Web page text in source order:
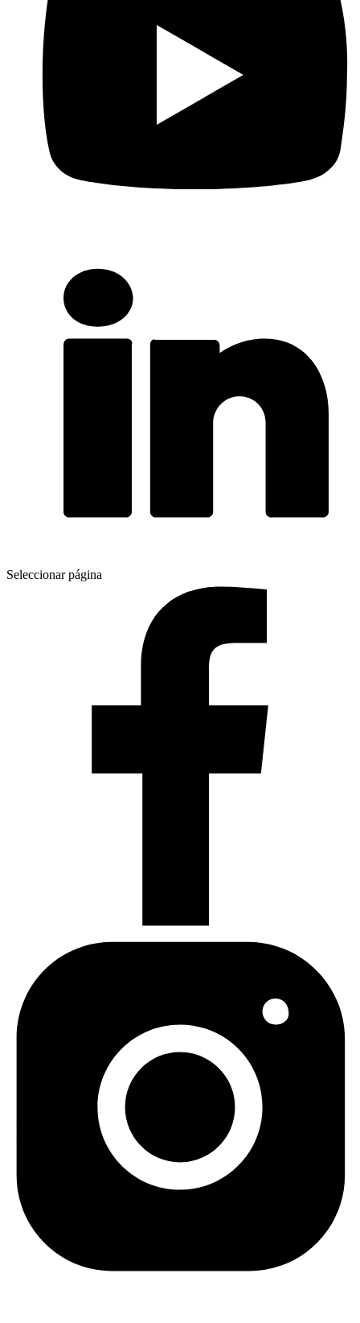
Seleccionar página